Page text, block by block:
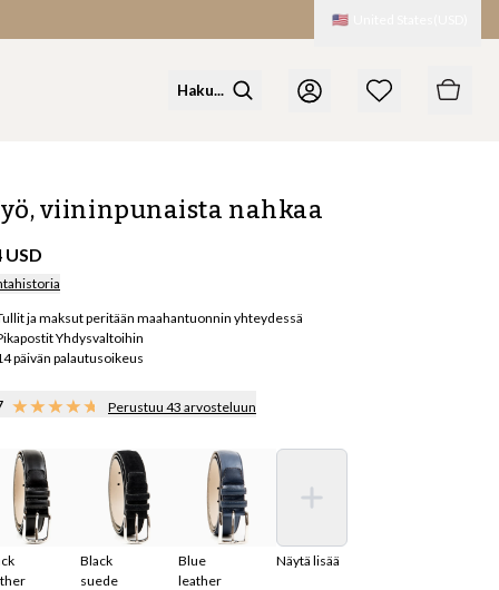
🇺🇸
viininpunaista nahkaa
USD
ja maksut peritään maahantuonnin yhteydessä
Yhdysvaltoihin
päivän palautusoikeus
Perustuu 43 arvosteluun
Black
suede
Blue
leather
Näytä lisää